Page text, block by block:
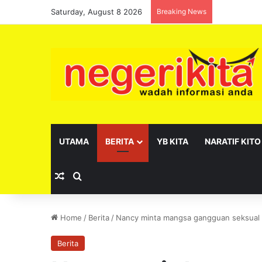
Saturday, August 8 2026 Breaking News
UTAMA BERITA YB KITA NARATIF KITO
Random Article
Home / Berita / Nancy minta mangsa gangguan
Berita